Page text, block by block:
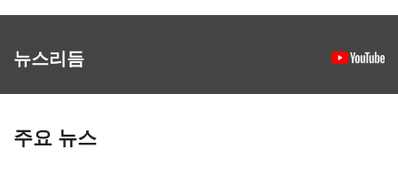
뉴스리듬
주요 뉴스